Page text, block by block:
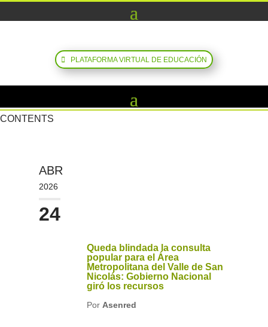
PLATAFORMA VIRTUAL DE EDUCACIÓN
CONTENTS
ABR
2026
24
Queda blindada la consulta
popular para el Área
Metropolitana del Valle de San
Nicolás: Gobierno Nacional
giró los recursos
Por Asenred